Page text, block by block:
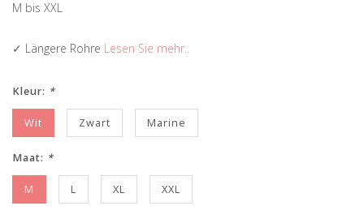
M bis XXL
✓ Längere Rohre Lesen Sie mehr..
Kleur: *
Wit Zwart Marine
Maat: *
M L XL XXL